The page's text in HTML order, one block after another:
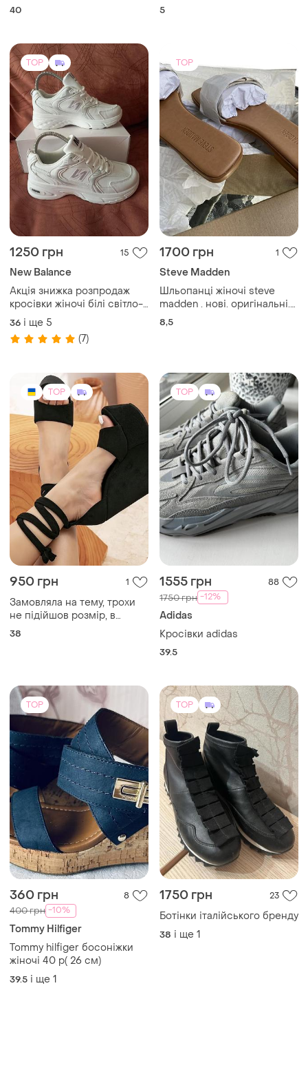
40 5
TOP
1250 грн 15
New Balance
Акція знижка розпродаж
кросівки жіночі білі світло-
сірі nb
36 і ще 5
(7)
TOP
1700 грн 1
Steve Madden
Шльопанці жіночі steve
madden . нові. оригінальні.
натуральна шкіра. бежеві.
розмір 8,5 (24,5-25см)
8,5
TOP
950 грн 1
Замовляла на тему, трохи
не підійшов розмір, в
гарному стані
38
TOP
1555 грн 88
1750 грн -12%
Adidas
Кросівки adidas
39.5
TOP
360 грн 8
400 грн -10%
Tommy Hilfiger
Tommy hilfiger босоніжки
жіночі 40 р( 26 см)
39.5 і ще 1
TOP
1750 грн 23
Ботінки італійського бренду
38 і ще 1